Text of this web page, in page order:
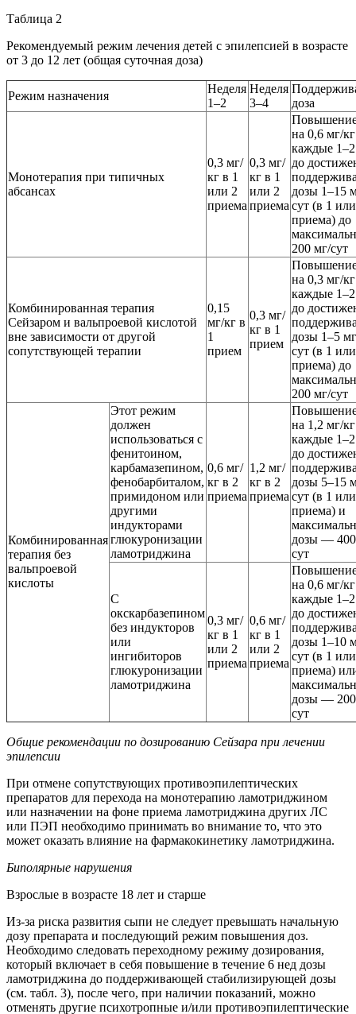
Таблица 2
Рекомендуемый режим лечения детей с эпилепсией в возрасте
от 3 до 12 лет (общая суточная доза)
Режим назначения
Неделя
1–2
Неделя
3–4
доза
Монотерапия при типичных
абсансах
0,3 мг/
кг в 1
или 2
приема
0,3 мг/
кг в 1
или 2
приема
на 0,6 мг/кг
каждые
до
дозы 1–15
сут (в 1
приема) до
200 мг/сут
Комбинированная терапия
Сейзаром и вальпроевой кислотой
вне зависимости от другой
сопутствующей терапии
0,15
мг/кг в
1
прием
0,3 мг/
кг в 1
прием
на 0,3 мг/кг
каждые
до
дозы 1–5
сут (в 1
приема) до
200 мг/сут
Комбинированная
терапия без
вальпроевой
кислоты
Этот режим
должен
использоваться с
фенитоином,
карбамазепином,
фенобарбиталом,
примидоном или
другими
индукторами
глюкуронизации
ламотриджина
0,6 мг/
кг в 2
приема
1,2 мг/
кг в 2
приема
на 1,2 мг/кг
каждые
до
дозы 5–15
сут (в 1
приема) и
дозы —
сут
С
окскарбазепином
без индукторов
или
ингибиторов
глюкуронизации
ламотриджина
0,3 мг/
кг в 1
или 2
приема
0,6 мг/
кг в 1
или 2
приема
на 0,6 мг/кг
каждые
до
дозы 1–10
сут (в 1
приема)
дозы —
сут
Общие рекомендации по дозированию Сейзара при лечении
эпилепсии
При отмене сопутствующих противоэпилептических
препаратов для перехода на монотерапию ламотриджином
или назначении на фоне приема ламотриджина других ЛС
или ПЭП необходимо принимать во внимание то, что это
может оказать влияние на фармакокинетику ламотриджина.
Биполярные нарушения
Взрослые в возрасте 18 лет и старше
Из-за риска развития сыпи не следует превышать начальную
дозу препарата и последующий режим повышения доз.
Необходимо следовать переходному режиму дозирования,
который включает в себя повышение в течение 6 нед дозы
ламотриджина до поддерживающей стабилизирующей дозы
(см. табл. 3), после чего, при наличии показаний, можно
отменять другие психотропные и/или противоэпилептические